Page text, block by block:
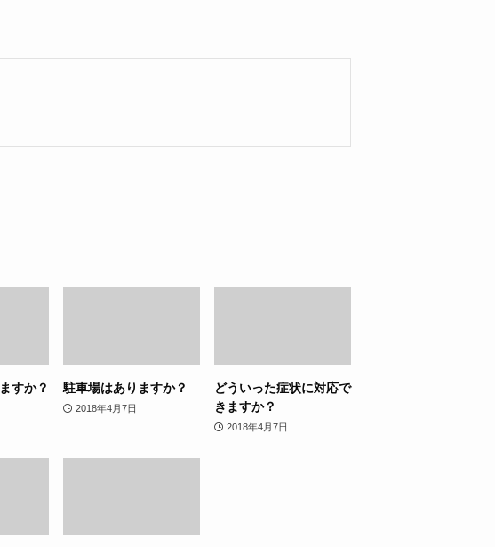
すか？ 駐車場はありますか？
2018年4月7日
どういった症状に対応で
きますか？
2018年4月7日